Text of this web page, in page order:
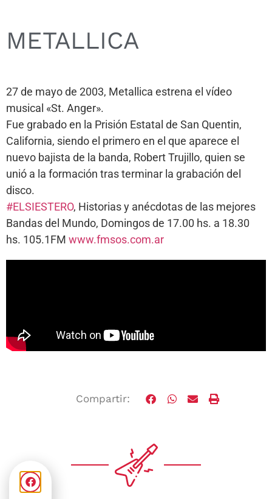
METALLICA
27 de mayo de 2003, Metallica estrena el vídeo
musical «St. Anger».
Fue grabado en la Prisión Estatal de San Quentin,
California, siendo el primero en el que aparece el
nuevo bajista de la banda, Robert Trujillo, quien se
unió a la formación tras terminar la grabación del
disco.
#ELSIESTERO, Historias y anécdotas de las mejores
Bandas del Mundo, Domingos de 17.00 hs. a 18.30
hs. 105.1FM www.fmsos.com.ar
Compartir: